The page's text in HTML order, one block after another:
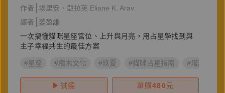
作者
埃里安．亞拉芙 Eliane K. Arav
譯者
姜盈謙
一次搞懂貓咪星座宮位、上升與月亮，用占星學找到與
主子幸福共生的最佳方案
#星座 #積木文化 #玖夏 #貓咪占星指南 #塔羅
試聽 單購480元